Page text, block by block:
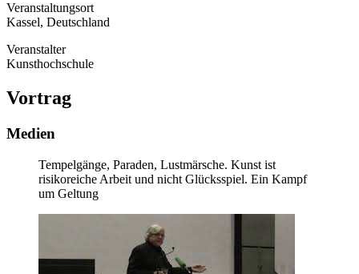
Veranstaltungsort
Kassel, Deutschland
Veranstalter
Kunsthochschule
Vortrag
Medien
Tempelgänge, Paraden, Lustmärsche. Kunst ist
risikoreiche Arbeit und nicht Glücksspiel. Ein Kampf
um Geltung